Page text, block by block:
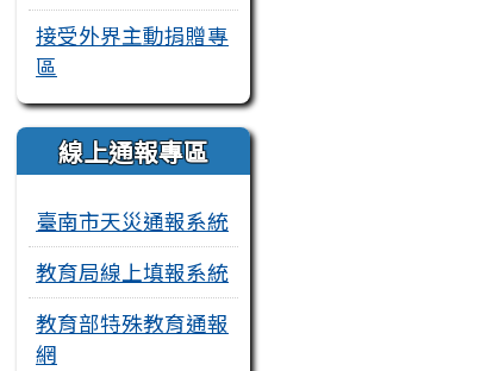
接受外界主動捐贈專
區
線上通報專區
臺南市天災通報系統
教育局線上填報系統
教育部特殊教育通報
網